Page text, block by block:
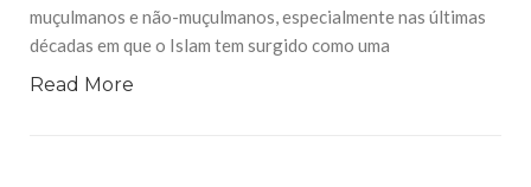
muçulmanos e não-muçulmanos, especialmente nas últimas
décadas em que o Islam tem surgido como uma
Read More